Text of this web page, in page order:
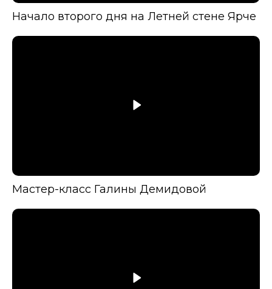
Начало второго дня на Летней стене Ярче
Мастер-класс Галины Демидовой